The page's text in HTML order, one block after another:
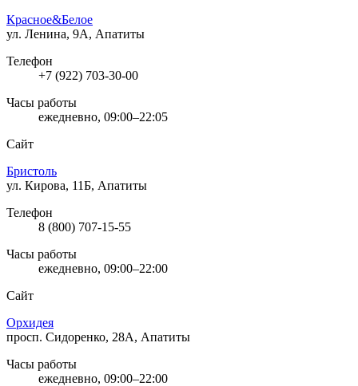
Красное&Белое
ул. Ленина, 9А, Апатиты
Телефон
+7 (922) 703-30-00
Часы работы
ежедневно, 09:00–22:05
Сайт
Бристоль
ул. Кирова, 11Б, Апатиты
Телефон
8 (800) 707-15-55
Часы работы
ежедневно, 09:00–22:00
Сайт
Орхидея
просп. Сидоренко, 28А, Апатиты
Часы работы
ежедневно, 09:00–22:00